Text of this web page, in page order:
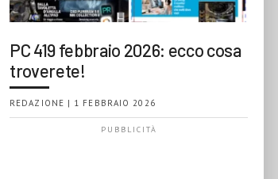
PC 419 febbraio 2026: ecco cosa
troverete!
REDAZIONE | 1 FEBBRAIO 2026